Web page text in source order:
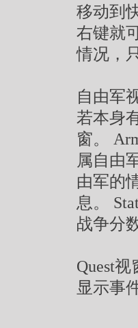
移动到
右键就
情况，
自由军
若本身
窗。
属自由
由军的
息。
战争分
Quest
显示事